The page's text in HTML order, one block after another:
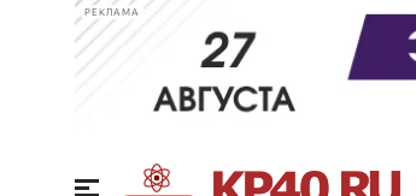
РЕКЛАМА